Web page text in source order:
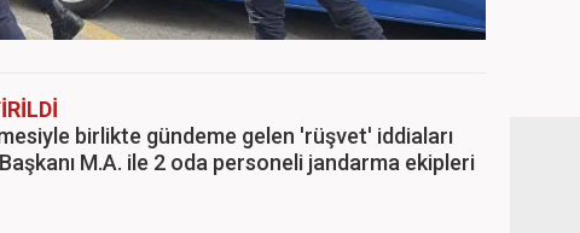
birlikte gündeme gelen 'rüşvet' iddiaları
M.A. ile 2 oda personeli jandarma ekipleri